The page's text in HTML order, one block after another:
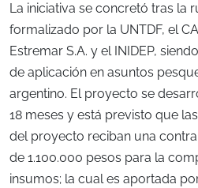
La iniciativa se concretó tras la
formalizado por la UNTDF, el
Estremar S.A. y el INIDEP,
de aplicación en asuntos
argentino. El proyecto se
18 meses y está previsto que
del proyecto reciban una
de 1.100.000 pesos para la
insumos; la cual es aportada